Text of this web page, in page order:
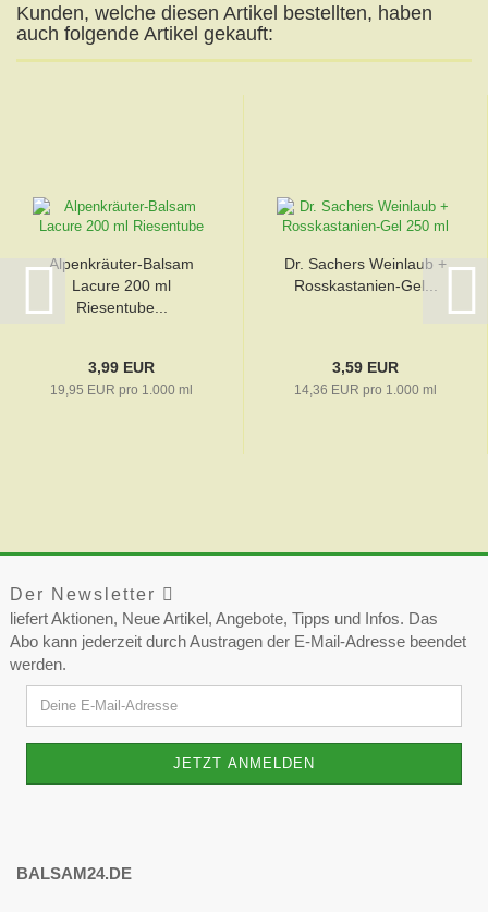
Kunden, welche diesen Artikel bestellten, haben
auch folgende Artikel gekauft:
Alpenkräuter-Balsam
Lacure 200 ml
Riesentube...
3,99 EUR
19,95 EUR pro 1.000 ml
Dr. Sachers Weinlaub +
Rosskastanien-Gel...
3,59 EUR
14,36 EUR pro 1.000 ml
Der Newsletter
liefert Aktionen, Neue Artikel, Angebote, Tipps und Infos. Das
Abo kann jederzeit durch Austragen der E-Mail-Adresse beendet
werden.
BALSAM24.DE